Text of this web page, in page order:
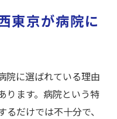
東京が病院に
院に選ばれている理由
ります。病院という特
だけでは不十分で、